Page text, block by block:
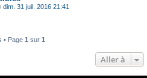
dim. 31 juil. 2016 21:41
• Page 1 sur 1
Aller à